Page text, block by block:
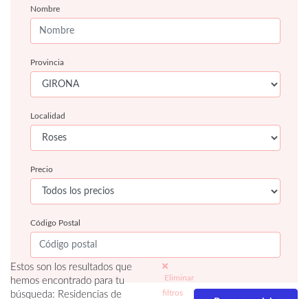
Nombre
Provincia
Localidad
Precio
Código Postal
Estos son los resultados que
hemos encontrado para tu
búsqueda: Residencias de
Eliminar
filtros